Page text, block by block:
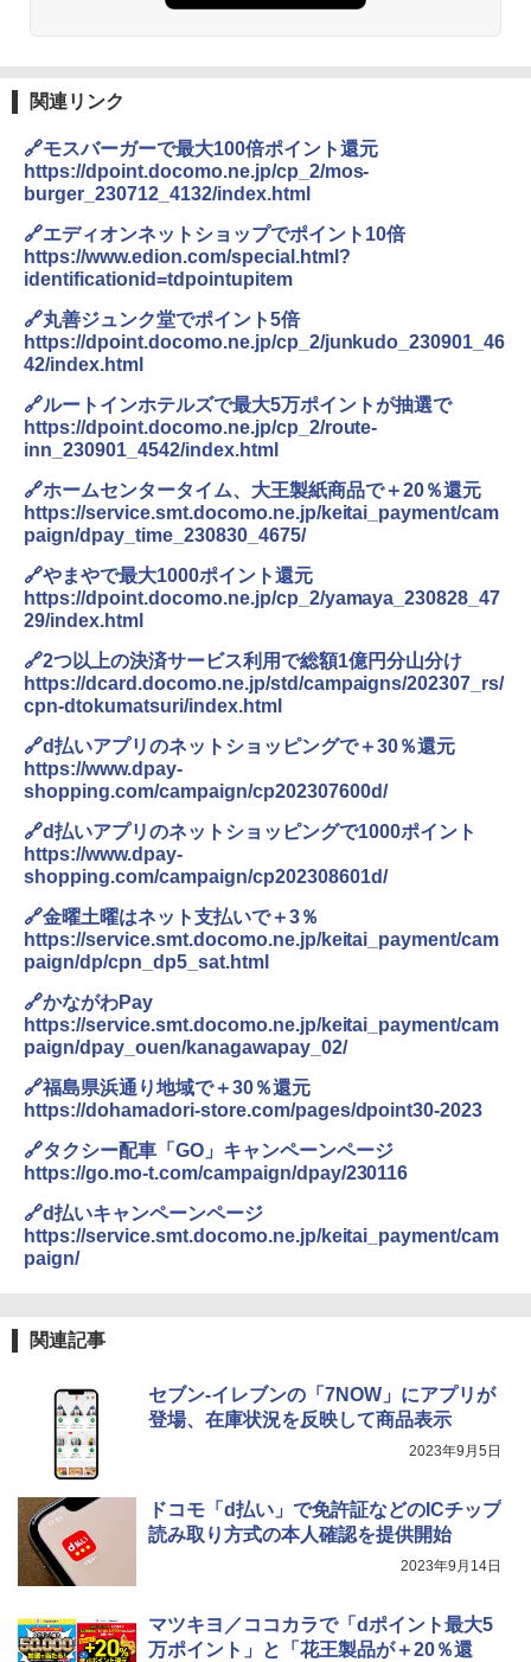
関連リンク
🔗モスバーガーで最大100倍ポイント還元
https://dpoint.docomo.ne.jp/cp_2/mos-
burger_230712_4132/index.html
🔗エディオンネットショップでポイント10倍
https://www.edion.com/special.html?
identificationid=tdpointupitem
🔗丸善ジュンク堂でポイント5倍
https://dpoint.docomo.ne.jp/cp_2/junkudo_230901_46
42/index.html
🔗ルートインホテルズで最大5万ポイントが抽選で
https://dpoint.docomo.ne.jp/cp_2/route-
inn_230901_4542/index.html
🔗ホームセンタータイム、大王製紙商品で＋20％還元
https://service.smt.docomo.ne.jp/keitai_payment/cam
paign/dpay_time_230830_4675/
🔗やまやで最大1000ポイント還元
https://dpoint.docomo.ne.jp/cp_2/yamaya_230828_47
29/index.html
🔗2つ以上の決済サービス利用で総額1億円分山分け
https://dcard.docomo.ne.jp/std/campaigns/202307_rs/
cpn-dtokumatsuri/index.html
🔗d払いアプリのネットショッピングで＋30％還元
https://www.dpay-
shopping.com/campaign/cp202307600d/
🔗d払いアプリのネットショッピングで1000ポイント
https://www.dpay-
shopping.com/campaign/cp202308601d/
🔗金曜土曜はネット支払いで＋3％
https://service.smt.docomo.ne.jp/keitai_payment/cam
paign/dp/cpn_dp5_sat.html
🔗かながわPay
https://service.smt.docomo.ne.jp/keitai_payment/cam
paign/dpay_ouen/kanagawapay_02/
🔗福島県浜通り地域で＋30％還元
https://dohamadori-store.com/pages/dpoint30-2023
🔗タクシー配車「GO」キャンペーンページ
https://go.mo-t.com/campaign/dpay/230116
🔗d払いキャンペーンページ
https://service.smt.docomo.ne.jp/keitai_payment/cam
paign/
関連記事
セブン-イレブンの「7NOW」にアプリが
登場、在庫状況を反映して商品表示
2023年9月5日
ドコモ「d払い」で免許証などのICチップ
読み取り方式の本人確認を提供開始
2023年9月14日
マツキヨ／ココカラで「dポイント最大5
万ポイント」と「花王製品が＋20％還